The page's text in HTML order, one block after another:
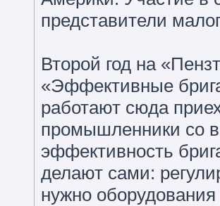
представители
Второй год на
«Эффективные
работают сюда
промышленники со
эффективность
делают сами:
нужно